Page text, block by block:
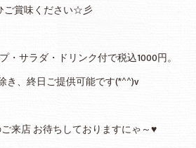
ご賞味ください☆彡
・サラダ・ドリンク付で税込1000円。
き、終日ご提供可能です(*^^)v
来店 お待ちしておりますにゃ～♥